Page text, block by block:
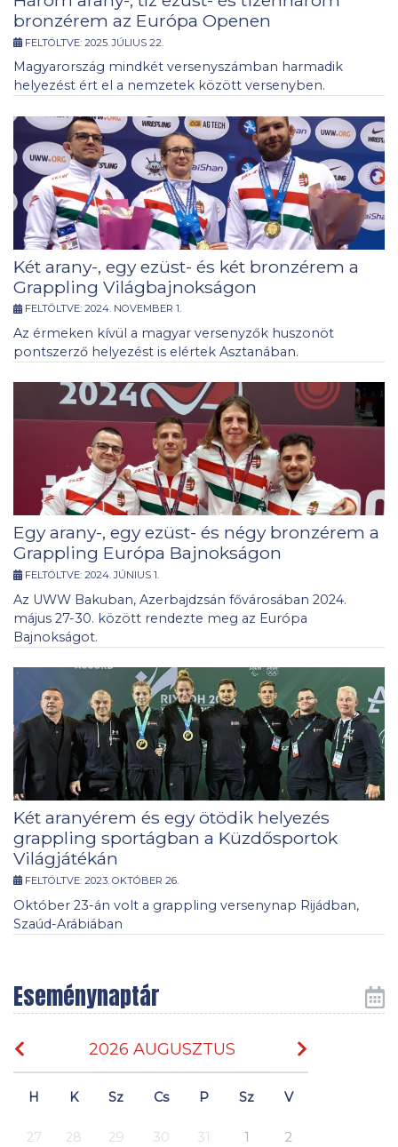
bronzérem az Európa Openen
FELTÖLTVE: 2025. JÚLIUS 22.
Magyarország mindkét versenyszámban harmadik
helyezést ért el a nemzetek között versenyben.
Két arany-, egy ezüst- és két bronzérem a
Grappling Világbajnokságon
FELTÖLTVE: 2024. NOVEMBER 1.
Az érmeken kívül a magyar versenyzők huszonöt
pontszerző helyezést is elértek Asztanában.
Egy arany-, egy ezüst- és négy bronzérem a
Grappling Európa Bajnokságon
FELTÖLTVE: 2024. JÚNIUS 1.
Az UWW Bakuban, Azerbajdzsán fővárosában 2024.
május 27-30. között rendezte meg az Európa
Bajnokságot.
Két aranyérem és egy ötödik helyezés
grappling sportágban a Küzdősportok
Világjátékán
FELTÖLTVE: 2023. OKTÓBER 26.
Október 23-án volt a grappling versenynap Rijádban,
Szaúd-Arábiában
Eseménynaptár
2026 AUGUSZTUS
H K Sz Cs P Sz V
27 28 29 30 31 1
2